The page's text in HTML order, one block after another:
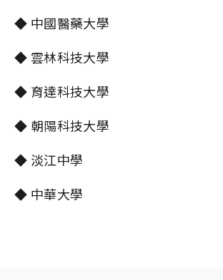
◆ 中國醫藥大學
◆ 雲林科技大學
◆ 育達科技大學
◆ 朝陽科技大學
◆ 淡江中學
◆ 中華大學